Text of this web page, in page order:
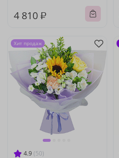
4 810 ₽
4.9 (50)
Хит продаж